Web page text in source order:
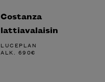
Costanza
lattiavalaisin
LUCEPLAN
ALK. 690€